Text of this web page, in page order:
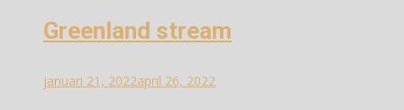
Greenland stream
januari 21, 2022april 26, 2022